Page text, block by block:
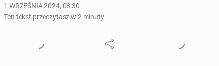
1 WRZEŚNIA 2024, 08:30
Ten tekst przeczytasz w 2 minuty